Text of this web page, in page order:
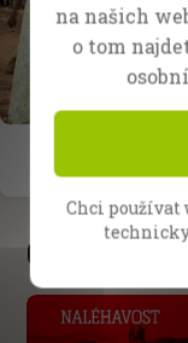
Čerstvé
na našich
o tom
Chci používat